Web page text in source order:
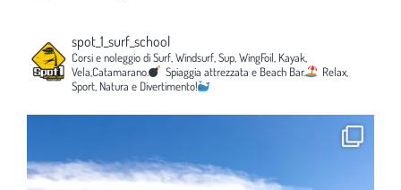
spot_1_surf_school
Corsi e noleggio di Surf, Windsurf, Sup, WingFoil, Kayak,
Vela,Catamarano.
Spiaggia attrezzata e Beach Bar.
Relax,
Sport, Natura e Divertimento!